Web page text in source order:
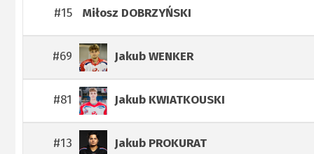
#15 Miłosz DOBRZYŃSKI
#69 JakubWENKER
#81 Jakub KWIATKOUSKI
#13 Jakub PROKURAT